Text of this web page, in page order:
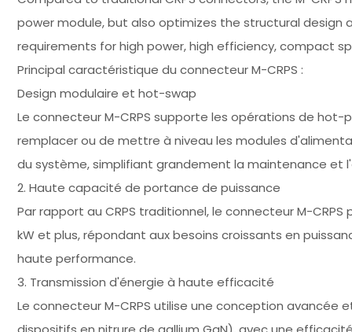
power module, but also optimizes the structural
requirements for high power, high efficiency, compact
Principal caractéristique du connecteur M-CRPS :
Design modulaire et hot-swap
Le connecteur M-CRPS supporte les opérations de
remplacer ou de mettre à niveau les modules
du système, simplifiant grandement la maintenance et
2. Haute capacité de portance de puissance
Par rapport au CRPS traditionnel, le connecteur M-
kW et plus, répondant aux besoins croissants en
haute performance.
3. Transmission d'énergie à haute efficacité
Le connecteur M-CRPS utilise une conception